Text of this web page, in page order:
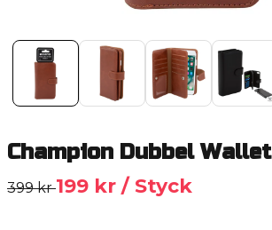
Champion Dubbel Wallet
399 kr199 kr / Styck